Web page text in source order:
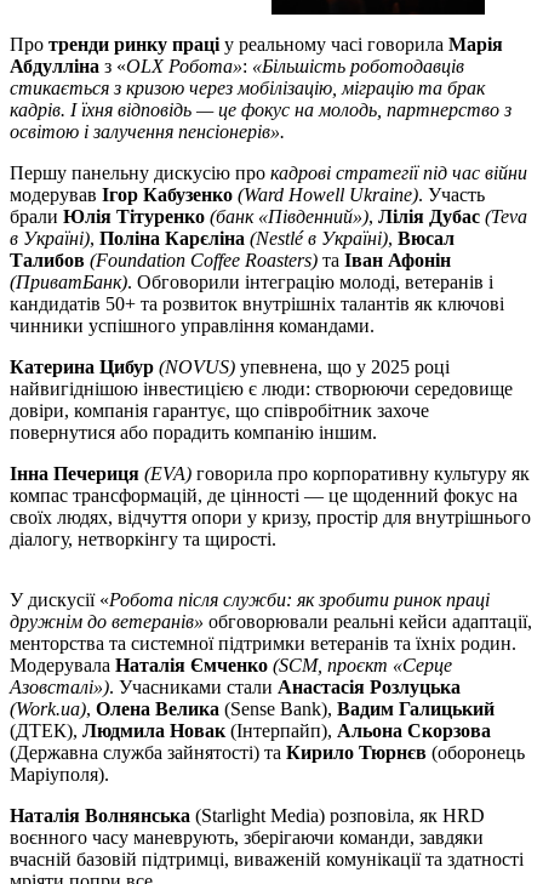
Про тренди ринку праці у реальному часі говорила Марія
Абдулліна з «OLX Робота»: «Більшість роботодавців
стикається з кризою через мобілізацію, міграцію та брак
кадрів. І їхня відповідь — це фокус на молодь, партнерство з
освітою і залучення пенсіонерів».
Першу панельну дискусію про кадрові стратегії під час війни
модерував Ігор Кабузенко (Ward Howell Ukraine). Участь
брали Юлія Тітуренко (банк «Південний»), Лілія Дубас (Teva
в Україні), Поліна Карєліна (Nestlé в Україні), Вюсал
Талибов (Foundation Coffee Roasters) та Іван Афонін
(ПриватБанк). Обговорили інтеграцію молоді, ветеранів і
кандидатів 50+ та розвиток внутрішніх талантів як ключові
чинники успішного управління командами.
Катерина Цибур (NOVUS) упевнена, що у 2025 році
найвигіднішою інвестицією є люди: створюючи середовище
довіри, компанія гарантує, що співробітник захоче
повернутися або порадить компанію іншим.
Інна Печериця (EVA) говорила про корпоративну культуру як
компас трансформацій, де цінності — це щоденний фокус на
своїх людях, відчуття опори у кризу, простір для внутрішнього
діалогу, нетворкінгу та щирості.
У дискусії «Робота після служби: як зробити ринок праці
дружнім до ветеранів» обговорювали реальні кейси адаптації,
менторства та системної підтримки ветеранів та їхніх родин.
Модерувала Наталія Ємченко (SCM, проєкт «Серце
Азовсталі»). Учасниками стали Анастасія Розлуцька
(Work.ua), Олена Велика (Sense Bank), Вадим Галицький
(ДТЕК), Людмила Новак (Інтерпайп), Альона Скорзова
(Державна служба зайнятості) та Кирило Тюрнєв (оборонець
Маріуполя).
Наталія Волнянська (Starlight Media) розповіла, як HRD
воєнного часу маневрують, зберігаючи команди, завдяки
вчасній базовій підтримці, виваженій комунікації та здатності